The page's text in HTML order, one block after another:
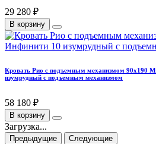
29 280 ₽
В корзину
Кровать Рио с подъемным механизмом 90х190
изумрудный с подъемным механизмом
58 180 ₽
В корзину
Загрузка...
Предыдущие Следующие